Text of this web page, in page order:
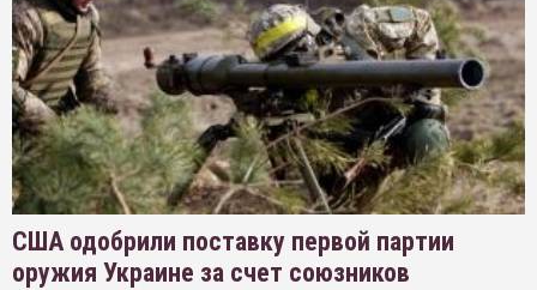
США одобрили поставку первой партии
оружия Украине за счет союзников